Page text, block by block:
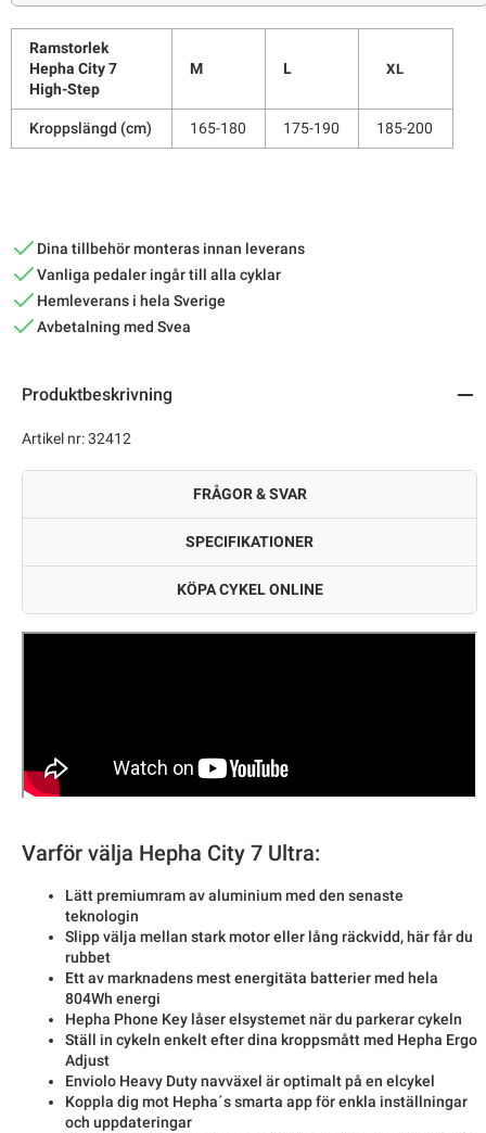
Ramstorlek
Hepha City 7
High-Step
M L XL
Kroppslängd (cm) 165-180 175-190 185-200
Dina tillbehör monteras innan leverans
Vanliga pedaler ingår till alla cyklar
Hemleverans i hela Sverige
Avbetalning med Svea
Produktbeskrivning
Artikel nr: 32412
FRÅGOR & SVAR
SPECIFIKATIONER
KÖPA CYKEL ONLINE
Varför välja Hepha City 7 Ultra:
Lätt premiumram av aluminium med den senaste
teknologin
Slipp välja mellan stark motor eller lång räckvidd, här får du
rubbet
Ett av marknadens mest energitäta batterier med hela
804Wh energi
Hepha Phone Key låser elsystemet när du parkerar cykeln
Ställ in cykeln enkelt efter dina kroppsmått med Hepha Ergo
Adjust
Enviolo Heavy Duty navväxel är optimalt på en elcykel
Koppla dig mot Hepha´s smarta app för enkla inställningar
och uppdateringar